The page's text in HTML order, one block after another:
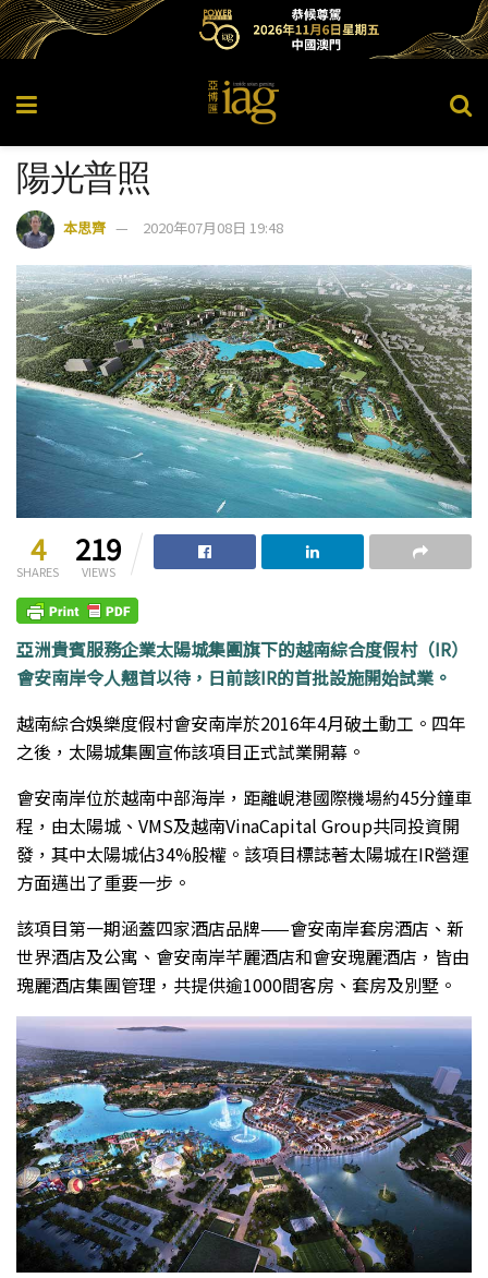
陽光普照
本思齊 2020年07月08日 19:48
4
SHARES
219
VIEWS
亞洲貴賓服務企業太陽城集團旗下的越南綜合度假村（IR）
會安南岸令人翹首以待，日前該IR的首批設施開始試業。
越南綜合娛樂度假村會安南岸於2016年4月破土動工。四年
之後，太陽城集團宣佈該項目正式試業開幕。
會安南岸位於越南中部海岸，距離峴港國際機場約45分鐘車
程，由太陽城、VMS及越南VinaCapital Group共同投資開
發，其中太陽城佔34%股權。該項目標誌著太陽城在IR營運
方面邁出了重要一步。
該項目第一期涵蓋四家酒店品牌——會安南岸套房酒店、新
世界酒店及公寓、會安南岸芊麗酒店和會安瑰麗酒店，皆由
瑰麗酒店集團管理，共提供逾1000間客房、套房及別墅。